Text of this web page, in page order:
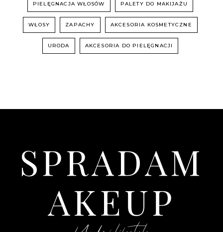
PIELĘGNACJA WŁOSÓW PALETY DO MAKIJAŻU
WŁOSY ZAPACHY AKCESORIA KOSMETYCZNE
URODA AKCESORIA DO PIELĘGNACJI
SPRADAM
AKEUP